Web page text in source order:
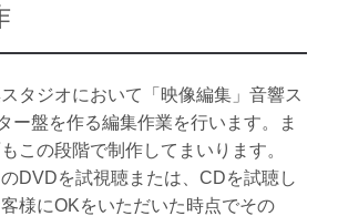
タジオにおいて「映像編集」音響ス
ー盤を作る編集作業を行います。ま
この段階で制作してまいります。
DVDを試視聴または、CDを試聴し
様にOKをいただいた時点でその